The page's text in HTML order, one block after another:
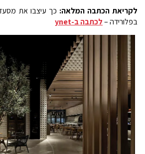
לקריאת הכתבה המלאה: כך עיצבו את
בפלורידה –לכתבה ב-ynet​